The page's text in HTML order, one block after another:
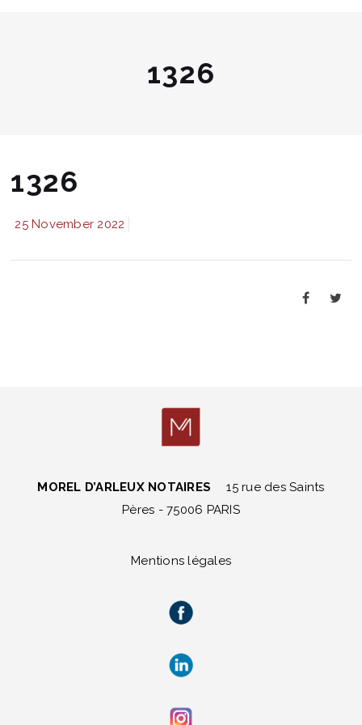
1326
1326
25 November 2022
MOREL D’ARLEUX NOTAIRES
15 rue des Saints
Pères - 75006 PARIS
Mentions légales